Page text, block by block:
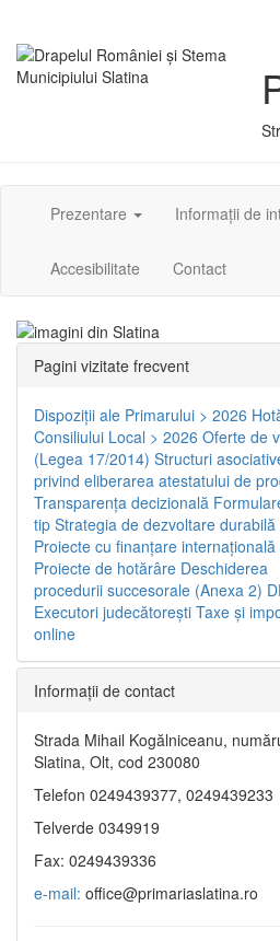
Prezentare Informații de
Accesibilitate Contact
Pagini vizitate frecvent
Dispoziţii ale Primarului > 2026
Consiliului Local > 2026 Oferte de
(Legea 17/2014) Structuri
privind eliberarea atestatului de
Transparenţa decizională
tip Strategia de dezvoltare durabilă
Proiecte cu finanţare internaţională
Proiecte de hotărâre Deschiderea
procedurii succesorale (Anexa 2)
Executori judecătorești Taxe şi
online
Informaţii de contact
Strada Mihail Kogălniceanu,
Slatina, Olt, cod 230080
Telefon 0249439377, 0249439233
Telverde 0349919
Fax: 0249439336
e-mail: office@primariaslatina.ro